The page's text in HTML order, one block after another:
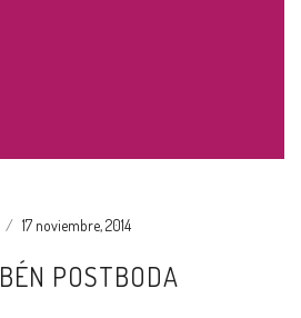
17 noviembre, 2014
POSTBODA